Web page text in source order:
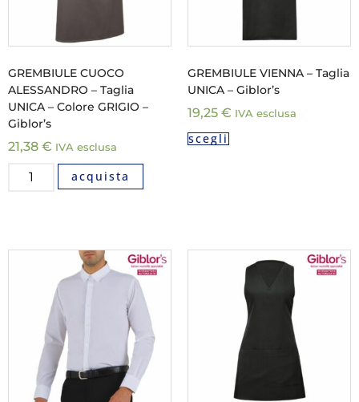
GREMBIULE CUOCO
ALESSANDRO – Taglia
UNICA – Colore GRIGIO –
Giblor’s
21,38 € IVA esclusa
acquista
GREMBIULE VIENNA – Taglia
UNICA – Giblor’s
19,25 € IVA esclusa
scegli